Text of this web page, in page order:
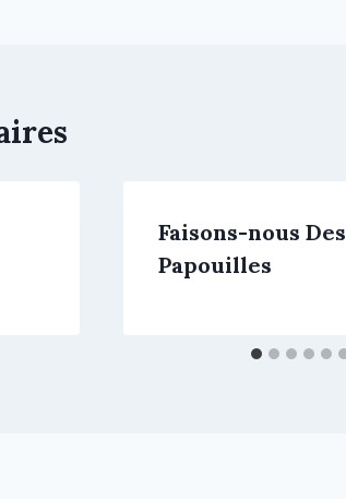
Faisons-nous Des
Papouilles